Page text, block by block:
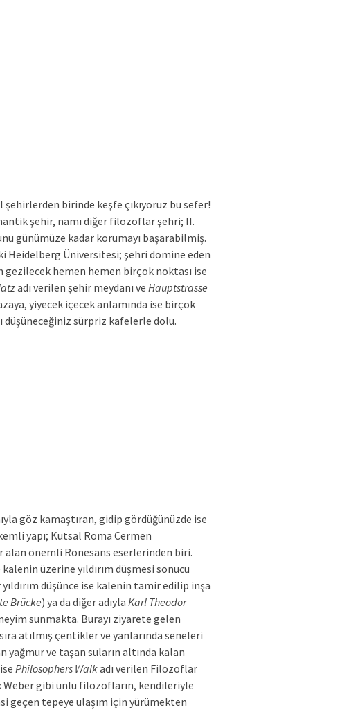
şehirlerden birinde keşfe çıkıyoruz bu sefer!
şehir, namı diğer filozoflar şehri; II.
günümüze kadar korumayı başarabilmiş.
Heidelberg Üniversitesi; şehri domine eden
gezilecek hemen hemen birçok noktası ise
adı verilen şehir meydanı veHauptstrasse
yiyecek içecek anlamında ise birçok
düşüneceğiniz sürpriz kafelerle dolu.
göz kamaştıran, gidip gördüğünüzde ise
yapı; Kutsal Roma Cermen
alan önemli Rönesans eserlerinden biri.
üzerine yıldırım düşmesi sonucu
yıldırım düşünce ise kalenin tamir edilip inşa
Brücke) ya da diğer adıylaKarl Theodor
sunmakta. Burayı ziyarete gelen
atılmış çentikler ve yanlarında seneleri
yağmur ve taşan suların altında kalan
Philosophers Walkadı verilen Filozoflar
Weber gibi ünlü filozofların, kendileriyle
geçen tepeye ulaşım için yürümekten